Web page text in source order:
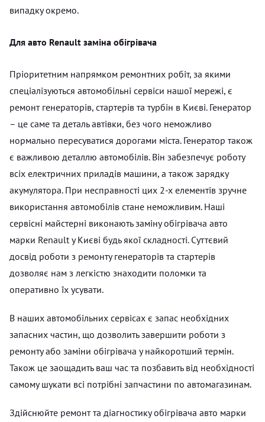
випадку окремо.
Для авто Renault заміна обігрівача
Пріоритетним напрямком ремонтних робіт, за якими
спеціалізуються автомобільні сервіси нашої мережі, є
ремонт генераторів, стартерів та турбін в Києві. Генератор
– це саме та деталь автівки, без чого неможливо
нормально пересуватися дорогами міста. Генератор також
є важливою деталлю автомобілів. Він забезпечує роботу
всіх електричних приладів машини, а також зарядку
акумулятора. При несправності цих 2-х елементів зручне
використання автомобілів стане неможливим. Наші
сервісні майстерні виконають заміну обігрівача авто
марки Renault у Києві будь якої складності. Суттєвий
досвід роботи з ремонту генераторів та стартерів
дозволяє нам з легкістю знаходити поломки та
оперативно їх усувати.
В наших автомобільних сервісах є запас необхідних
запасних частин, що дозволить завершити роботи з
ремонту або заміни обігрівача у найкоротший термін.
Також це заощадить ваш час та позбавить від необхідності
самому шукати всі потрібні запчастини по автомагазинам.
Здійснюйте ремонт та діагностику обігрівача авто марки